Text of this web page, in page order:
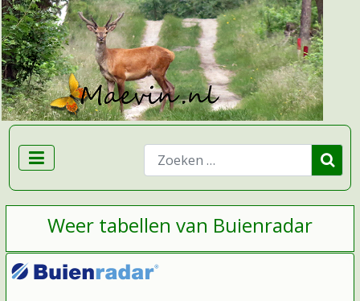
Zoeken
Weer tabellen van Buienradar